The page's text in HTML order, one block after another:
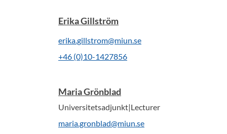
Erika Gillström
erika.gillstrom@miun.se
+46 (0)10-1427856
Maria Grönblad
Universitetsadjunkt|Lecturer
maria.gronblad@miun.se